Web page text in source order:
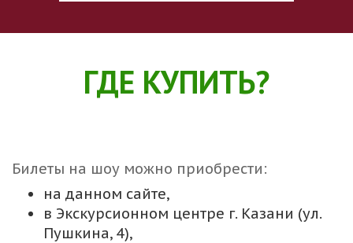
ГДЕ КУПИТЬ?
Билеты на шоу можно приобрести:
на данном сайте,
в Экскурсионном центре г. Казани (ул.
Пушкина, 4),